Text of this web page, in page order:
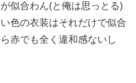
似合わん(と俺は思っとる)
色の衣装はそれだけで似合
赤でも全く違和感ないし